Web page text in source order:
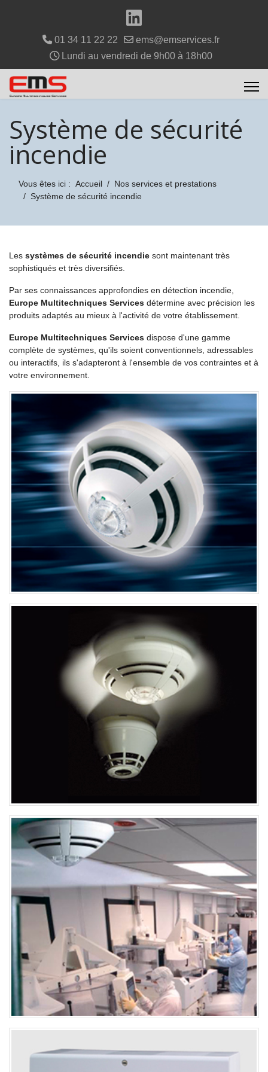
01 34 11 22 22
ems@emservices.fr
Lundi au vendredi de 9h00 à 18h00
Système de sécurité
incendie
Vous êtes ici : Accueil
Nos services et prestations
Système de sécurité incendie
Les systèmes de sécurité incendie sont maintenant très
sophistiqués et très diversifiés.
Par ses connaissances approfondies en détection incendie,
Europe Multitechniques Services détermine avec précision les
produits adaptés au mieux à l'activité de votre établissement.
Europe Multitechniques Services dispose d'une gamme
complète de systèmes, qu'ils soient conventionnels, adressables
ou interactifs, ils s'adapteront à l'ensemble de vos contraintes et à
votre environnement.